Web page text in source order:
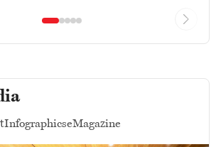
InfographicseMagazine